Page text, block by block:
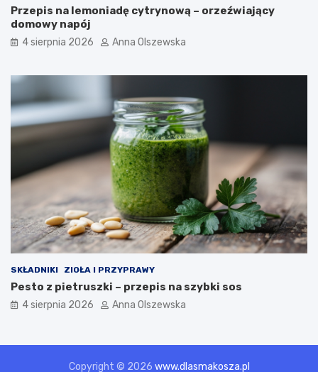
Przepis na lemoniadę cytrynową – orzeźwiający
domowy napój
4 sierpnia 2026 Anna Olszewska
SKŁADNIKI ZIOŁA I PRZYPRAWY
Pesto z pietruszki – przepis na szybki sos
4 sierpnia 2026 Anna Olszewska
Copyright © 2026 www.dlasmakosza.pl